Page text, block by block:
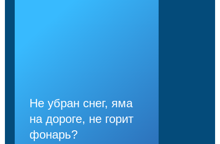
Не убран снег, яма
на дороге, не горит
фонарь?